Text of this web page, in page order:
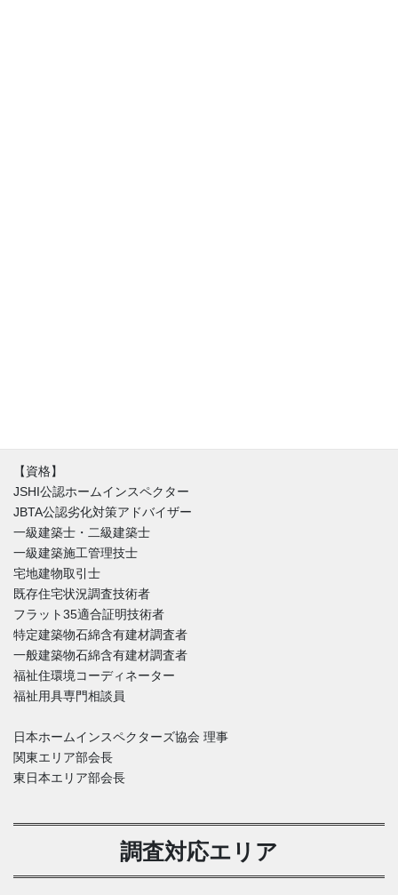
【資格】
JSHI公認ホームインスペクター
JBTA公認劣化対策アドバイザー
一級建築士・二級建築士
一級建築施工管理技士
宅地建物取引士
既存住宅状況調査技術者
フラット35適合証明技術者
特定建築物石綿含有建材調査者
一般建築物石綿含有建材調査者
福祉住環境コーディネーター
福祉用具専門相談員
日本ホームインスペクターズ協会 理事
関東エリア部会長
東日本エリア部会長
調査対応エリア